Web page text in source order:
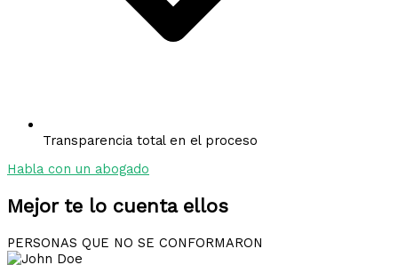
Transparencia total en el proceso
Habla con un abogado
Mejor te lo cuenta ellos
PERSONAS QUE NO SE CONFORMARON